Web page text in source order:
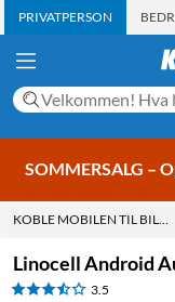
PRIVATPERSON
SOMMERSALG –
KOBLE MOBILEN TIL BILEN
Linocell Android
3.5